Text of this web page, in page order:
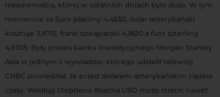
niepewnością, której w ostatnich dniach było dużo. W tym
momencie za Euro płacimy 4,4530, dolar amerykański
kosztuje 3,9715, frank szwajcarski 4,1820 a funt szterling
4,9305. Były prezes banku inwestycyjnego Morgan Stanley
Asia w jednym z wywiadów, którego udzielił telewizji
CNBC powiedział, że przed dolarem amerykańskim ciężkie
czasy. Według Stephena Roacha USD może stracić nawet